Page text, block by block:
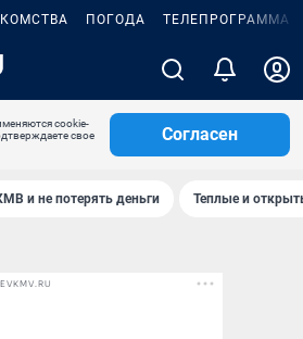
ПОГОДА ТЕЛЕПРОГРАММА
cookie-
свое
Согласен
и не потерять деньги Теплые и